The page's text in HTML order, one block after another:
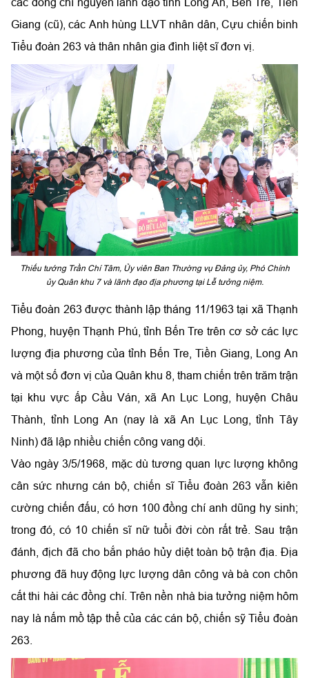
Giang (cũ), các Anh hùng LLVT nhân dân, Cựu chiến binh
Tiểu đoàn 263 và thân nhân gia đình liệt sĩ đơn vị.
Thiếu tướng Trần Chí Tâm, Ủy viên Ban Thường vụ Đảng ủy, Phó Chính
ủy Quân khu 7 và lãnh đạo địa phương tại Lễ tưởng niệm.
Tiểu đoàn 263 được thành lập tháng 11/1963 tại xã Thạnh
Phong, huyện Thạnh Phú, tỉnh Bến Tre trên cơ sở các lực
lượng địa phương của tỉnh Bến Tre, Tiền Giang, Long An
và một số đơn vị của Quân khu 8, tham chiến trên trăm trận
tại khu vực ấp Cầu Ván, xã An Lục Long, huyện Châu
Thành, tỉnh Long An (nay là xã An Lục Long, tỉnh Tây
Ninh) đã lập nhiều chiến công vang dội.
Vào ngày 3/5/1968, mặc dù tương quan lực lượng không
cân sức nhưng cán bộ, chiến sĩ Tiểu đoàn 263 vẫn kiên
cường chiến đấu, có hơn 100 đồng chí anh dũng hy sinh;
trong đó, có 10 chiến sĩ nữ tuổi đời còn rất trẻ. Sau trận
đánh, địch đã cho bắn pháo hủy diệt toàn bộ trận địa. Địa
phương đã huy động lực lượng dân công và bà con chôn
cất thi hài các đồng chí. Trên nền nhà bia tưởng niệm hôm
nay là nấm mồ tập thể của các cán bộ, chiến sỹ Tiểu đoàn
263.